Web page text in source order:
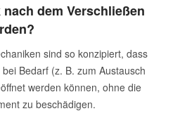
dem Verschließen
sind so konzipiert, dass
Bedarf (z. B. zum Austausch
werden können, ohne die
zu beschädigen.